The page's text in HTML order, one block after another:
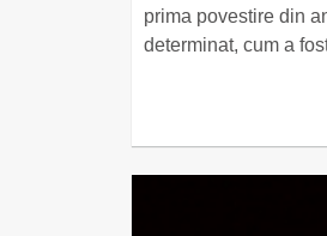
prima povestire din
determinat, cum a